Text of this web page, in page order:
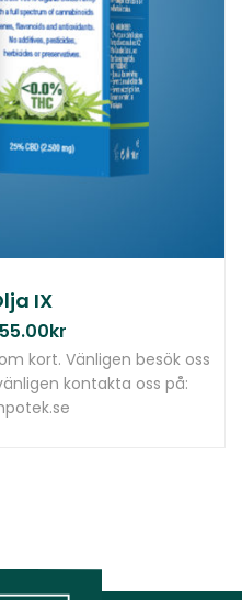
IX
55.00kr
kort. Vänligen besök oss
kontakta oss på: